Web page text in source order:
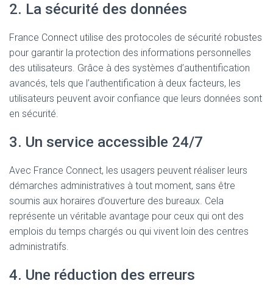
2. La sécurité des données
France Connect utilise des protocoles de sécurité robustes
pour garantir la protection des informations personnelles
des utilisateurs. Grâce à des systèmes d’authentification
avancés, tels que l’authentification à deux facteurs, les
utilisateurs peuvent avoir confiance que leurs données sont
en sécurité.
3. Un service accessible 24/7
Avec France Connect, les usagers peuvent réaliser leurs
démarches administratives à tout moment, sans être
soumis aux horaires d’ouverture des bureaux. Cela
représente un véritable avantage pour ceux qui ont des
emplois du temps chargés ou qui vivent loin des centres
administratifs.
4. Une réduction des erreurs